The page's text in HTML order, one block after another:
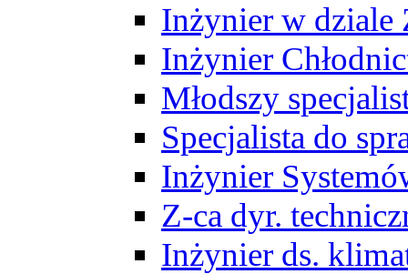
Inżynier w dziale
Inżynier
Młodszy
Specjalista do
Inżynier
Z-ca dyr.
Inżynier ds.